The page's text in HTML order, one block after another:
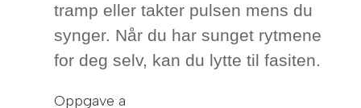
tramp eller takter pulsen mens du
synger. Når du har sunget rytmene
for deg selv, kan du lytte til fasiten.
Oppgave a